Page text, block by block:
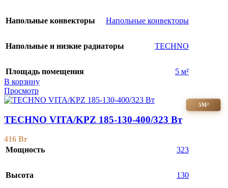
Напольные конвекторы Напольные конвекторы
Напольные и низкие радиаторы TECHNO
Площадь помещения
5 м²
В корзину
Просмотр
5М²
TECHNO VITA/KPZ 185-130-400/323 Вт
416 Br
Мощность
323
Высота 130